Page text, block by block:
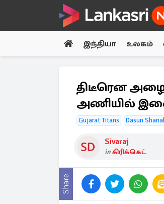
இந்தியா உலகம்
திடீரென
அணியில்
Gujarat Titans Dasun
Sivaraj
inகிரிக்கெட்
Share